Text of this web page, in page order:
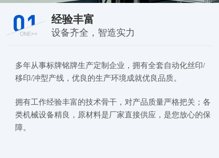
经验丰富
设备齐全，智造实力
多年从事标牌铭牌生产定制企业，拥有全套自动化丝印/
移印/冲型产线，优良的生产环境成就优良品质。
拥有工作经验丰富的技术骨干，对产品质量严格把关；各
类机械设备精良，原材料是厂家直接供应，是您放心的保
障。